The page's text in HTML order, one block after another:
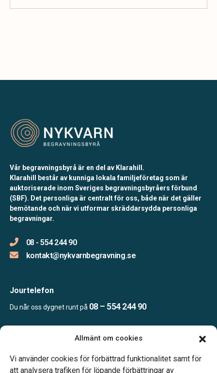
Allmänt om cookies
Vi använder cookies för förbättrad funktionalitet samt för
att analysera trafiken för löpande förbättringar av
Vår begravningsbyrå är en del av Klarahill.
Klarahill består av kunniga lokala familjeföretag som är
auktoriserade inom Sveriges begravningsbyråers förbund
(SBF). Det personliga är centralt för oss, både när det gäller
bemötande och när vi utformar skräddarsydda personliga
begravningar.
08 - 554 244 90
kontakt@nykvarnbegravning.se
Jourtelefon
Du når oss dygnet runt på 08 – 554 244 90
Mån & Ons: 13.30 – 16.30
Annan tid efter överenskommelse